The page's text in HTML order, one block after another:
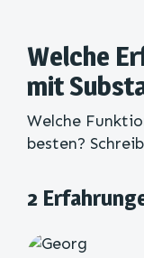
Welche
mit
Welche
besten?
2